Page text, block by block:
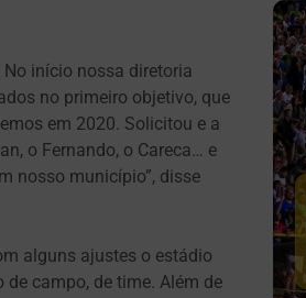
início nossa diretoria
no primeiro objetivo, que
em 2020. Solicitou e a
o Fernando, o Careca… e
nosso município”, disse
alguns ajustes o estádio
campo, de time. Além de